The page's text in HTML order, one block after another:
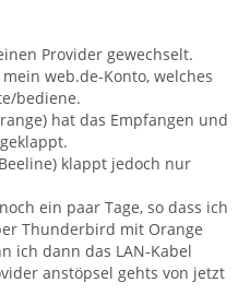
Provider gewechselt.
web.de-Konto, welches
bediene.
hat das Empfangen und
klappt jedoch nur
ein paar Tage, so dass ich
Thunderbird mit Orange
ich dann das LAN-Kabel
anstöpsel gehts von jetzt